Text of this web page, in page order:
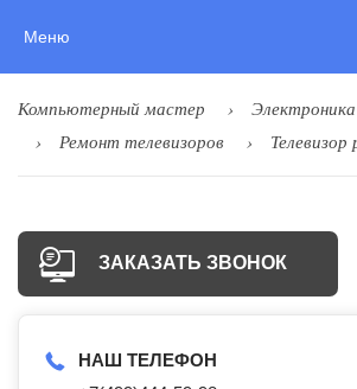
Меню
Компьютерный мастер
Электроника
Ремонт телевизоров
Телевизор
ЗАКАЗАТЬ ЗВОНОК
НАШ ТЕЛЕФОН